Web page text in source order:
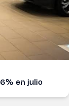
en julio